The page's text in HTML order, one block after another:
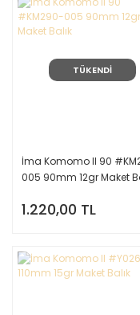
TÜKENDİ
İma Komomo II 90
005 90mm 12gr Maket
1.220,00 TL